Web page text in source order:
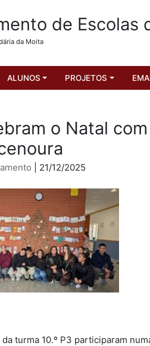
de Escolas
da Moita
ALUNOS PROJETOS
o Natal
| 21/12/2025
turma 10.º P3 participaram